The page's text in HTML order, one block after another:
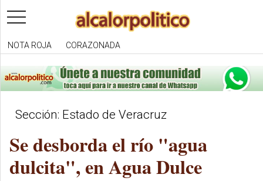
toggle
navigation
NOTA ROJA CORAZONADA
Sección: Estado de Veracruz
Se desborda el río "agua
dulcita", en Agua Dulce